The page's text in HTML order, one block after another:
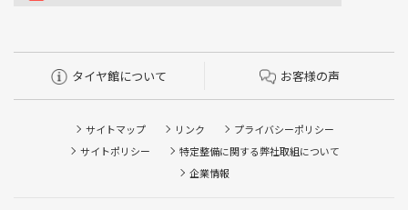
タイヤ館について お客様の声
サイトマップ リンク
プライバシーポリシー
サイトポリシー
特定整備に関する弊社取組について
企業情報